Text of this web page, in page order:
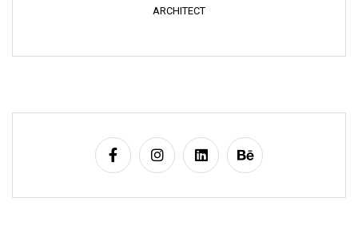
ARCHITECT